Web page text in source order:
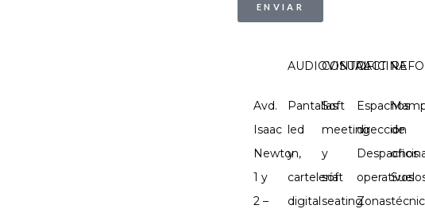
ENVIAR
Avd.
Isaac
Newton,
1 y
2 –
AUDIOVISUAL
Pantallas
led
y
cartelería
digital
CONTRACT
Soft
meeting
y
soft
seating
OFICINA
Espachos
dirección
Despachos
operativos
Zonas
de